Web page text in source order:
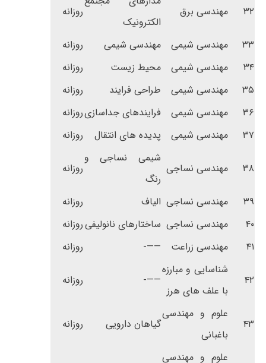
۳۲ مهندسی برق
الکترونیک
روزانه
۳۳ مهندسی شیمی مهندسی شیمی
روزانه
۳۴
مهندسی شیمی محیط زیست
روزانه
۳۵
مهندسی شیمی طراحی فرایند
روزانه
۳۶
مهندسی شیمی فرایندهای جداسازیروزانه
۳۷
مهندسی شیمی پدیده های انتقال روزانه
۳۸ مهندسی نساجی
شیمی نساجی و
رنگ
روزانه
۳۹ مهندسی نساجی الیاف
روزانه
۴۰
مهندسی نساجی ساختارهای نانولیفیروزانه
۴۱
مهندسی زراعت ——- روزانه
۴۲
شناسایی و مبارزه
با علف های هرز
——- روزانه
۴۳
علوم و مهندسی
باغبانی
گیاهان دارویی روزانه
علوم و مهندسی